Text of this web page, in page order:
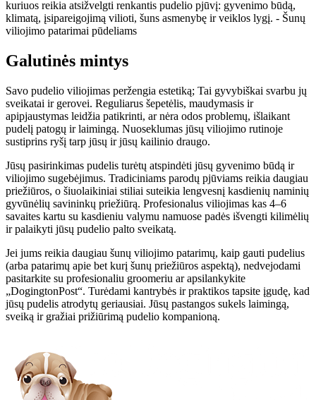
Galutinės mintys
Savo pudelio viliojimas peržengia estetiką; Tai gyvybiškai svarbu jų
sveikatai ir gerovei. Reguliarus šepetėlis, maudymasis ir
apipjaustymas leidžia patikrinti, ar nėra odos problemų, išlaikant
pudelį patogų ir laimingą. Nuoseklumas jūsų viliojimo rutinoje
sustiprins ryšį tarp jūsų ir jūsų kailinio draugo.
Jūsų pasirinkimas pudelis turėtų atspindėti jūsų gyvenimo būdą ir
viliojimo sugebėjimus. Tradiciniams parodų pjūviams reikia daugiau
priežiūros, o šiuolaikiniai stiliai suteikia lengvesnį kasdienių naminių
gyvūnėlių savininkų priežiūrą. Profesionalus viliojimas kas 4–6
savaites kartu su kasdieniu valymu namuose padės išvengti kilimėlių
ir palaikyti jūsų pudelio palto sveikatą.
Jei jums reikia daugiau šunų viliojimo patarimų, kaip gauti pudelius
(arba patarimų apie bet kurį šunų priežiūros aspektą), nedvejodami
pasitarkite su profesionaliu groomeriu ar apsilankykite
„DogingtonPost“. Turėdami kantrybės ir praktikos tapsite įgudę, kad
jūsų pudelis atrodytų geriausiai. Jūsų pastangos sukels laimingą,
sveiką ir gražiai prižiūrimą pudelio kompanioną.